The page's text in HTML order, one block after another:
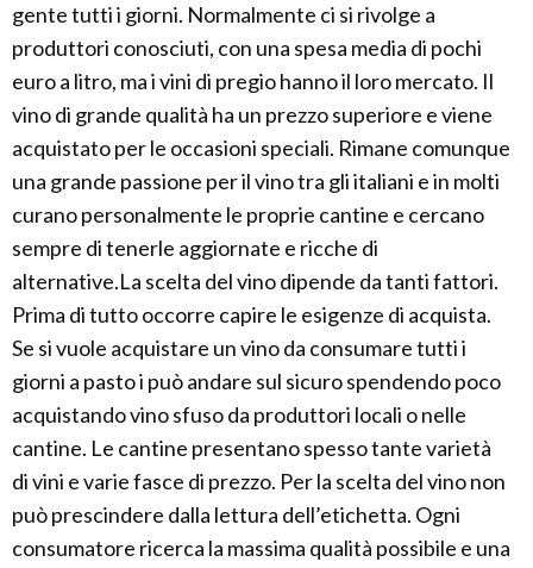
gente tutti i giorni. Normalmente ci si rivolge a
produttori conosciuti, con una spesa media di pochi
euro a litro, ma i vini di pregio hanno il loro mercato. Il
vino di grande qualità ha un prezzo superiore e viene
acquistato per le occasioni speciali. Rimane comunque
una grande passione per il vino tra gli italiani e in molti
curano personalmente le proprie cantine e cercano
sempre di tenerle aggiornate e ricche di
alternative.La scelta del vino dipende da tanti fattori.
Prima di tutto occorre capire le esigenze di acquista.
Se si vuole acquistare un vino da consumare tutti i
giorni a pasto i può andare sul sicuro spendendo poco
acquistando vino sfuso da produttori locali o nelle
cantine. Le cantine presentano spesso tante varietà
di vini e varie fasce di prezzo. Per la scelta del vino non
può prescindere dalla lettura dell’etichetta. Ogni
consumatore ricerca la massima qualità possibile e una